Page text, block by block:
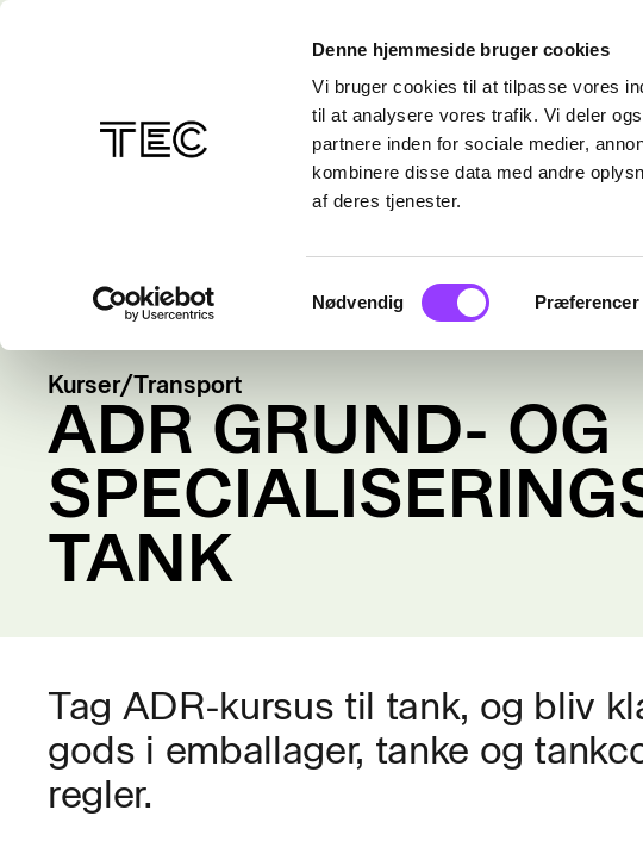
Denne hjemmeside bruger cookies
Vi bruger cookies til at tilpasse vores
til at analysere vores trafik. Vi deler
partnere inden for sociale medier,
kombinere disse data med andre
af deres tjenester.
Samtykkevalg
Nødvendig Præferencer
Kurser/Transport
ADR GRUND- OG
TANK
Tag ADR-kursus til tank, og bliv
gods i emballager, tanke og
regler.